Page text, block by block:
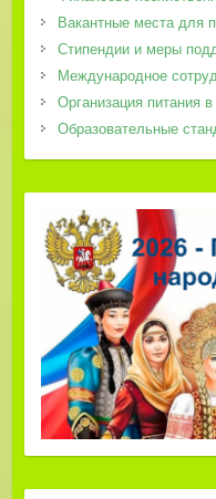
Вакантные места для
Стипендии и меры
Международное
Организация питания
Образовательные